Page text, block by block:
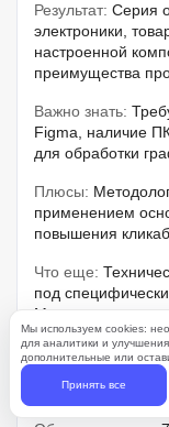
Результат: Серия
электроники,
настроенной
преимущества
Важно знать:
Figma, наличие
для обработки
Плюсы:
применением
повышения
Что еще:
под
Маркет
Формат:
Занятий:3-5
Мы используем cookies:
для аналитики и
дополнительные или
Принять все